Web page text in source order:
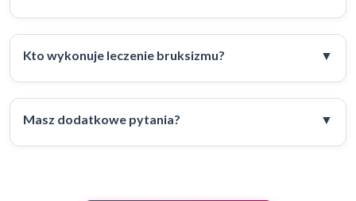
Kto wykonuje leczenie bruksizmu?
Masz dodatkowe pytania?